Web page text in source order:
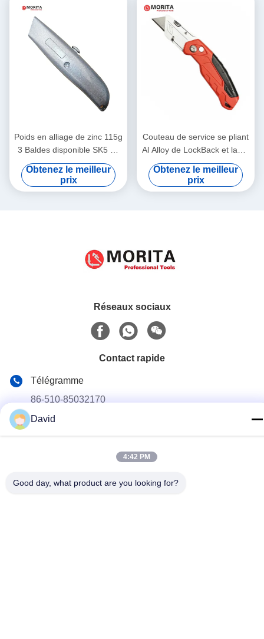
Poids en alliage de zinc 115g
3 Baldes disponible SK5 de
la longueur 150mm de
couteau de service
escamotable de lame
Obtenez le meilleur
prix
Couteau de service se pliant
Al Alloy de LockBack et lame
de service arrière de l'acier
KnifeSK5 allié de serrure
professionnelle d'ABS et de
Obtenez le meilleur
prix
Réseaux sociaux
Contact rapide
Télégramme
86-510-85032170
E-mail
N° 178, rue Wangzhuang, nouveau quartier, Wuxi, Jiangsu,
Chine (pays continental)
David
4:42 PM
Good day, what product are you looking for?